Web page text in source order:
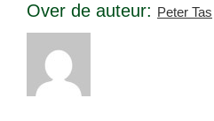
Over de auteur: Peter Tas